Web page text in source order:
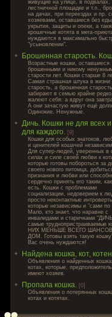
живущие на улице, в подвалах,
лестничной площадке и т.п.,
на дачах, при переездах и пр.
хозяевами, оставшиеся без еды,
укрытия, защиты и опеки, а
крошечные котята в мега-
нуждаются в максимально
"усыновлении".
Брошенная старость.
Возрастные кошки, оставшиеся
брошенными и никому
старости лет. Кошки старше 8
Самая страшная штука в жизни
старость, а брошенная
забирают в семью крайне редко,
жалеют себя: а вдруг она
А они зачастую живут ещё
Одинокие. Ненужные.
Дичь. Кошки не для всех
для каждого. [9]
Кошки для особых знатоков,
и ценителей кошачей
Для супер-людей, уверенных в
силах и силе своей любви к
которые готовы побороться за
своего нового питомца,
признания и любви или
сердечно принять его таким,
есть. Кошки с проблемами
социализации, недоверием к
просто неконтактные
которые независимы и "сами по
Мало, кто знает, что наравне с
инвалидами и старичками
самые труднопристраиваемые
НИХ МЕНЬШЕ ВСЕГО
ДОМ. Готовы взять такую
Вас очень нуждаются!
Найдена кошка, кот,
Объявления о найденных
котах, которые,
имеют хозяев.
Пропала кошка. [0]
Объявления о потерянных
котах и котятах.